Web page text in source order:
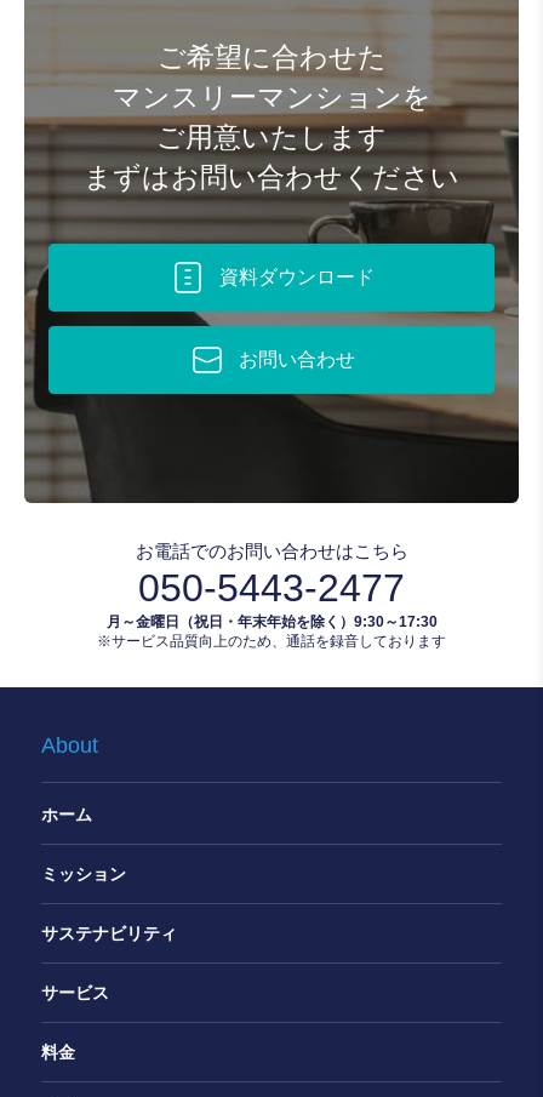
ご希望に合わせた
マンスリーマンションを
ご用意いたします
まずはお問い合わせください
資料ダウンロード
お問い合わせ
お電話でのお問い合わせはこちら
050-5443-2477
月～金曜日（祝日・年末年始を除く）9:30～17:30
※サービス品質向上のため、通話を録音しております
About
ホーム
ミッション
サステナビリティ
サービス
料金